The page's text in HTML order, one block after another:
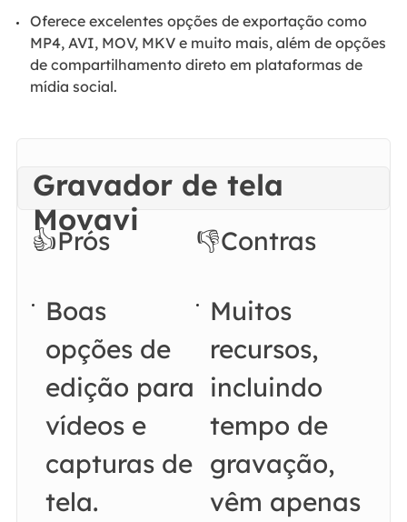
Oferece excelentes opções de exportação como
MP4, AVI, MOV, MKV e muito mais, além de opções
de compartilhamento direto em plataformas de
mídia social.
Gravador de tela
Movavi
👍Prós
Boas
opções de
edição para
vídeos e
capturas de
tela.
👎Contras
Muitos
recursos,
incluindo
tempo de
gravação,
vêm apenas